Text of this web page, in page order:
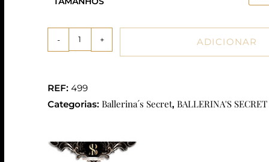
- + ADICIONAR
REF: 499
Categorias: Ballerina´s Secret, BALLERINA'S SECRET